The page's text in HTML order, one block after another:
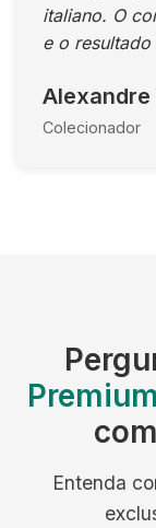
italiano. O
e o
Alexandre
Colecionador
Premium
Entenda